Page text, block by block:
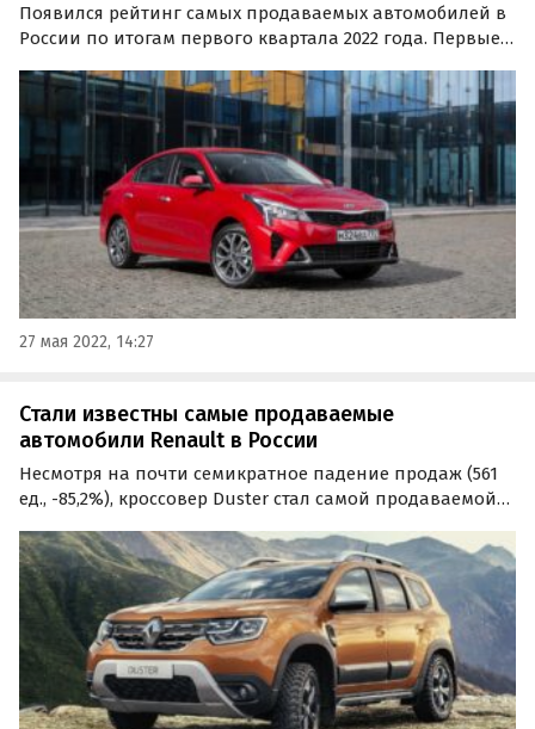
Появился рейтинг самых продаваемых автомобилей в
России по итогам первого квартала 2022 года. Первые
марок, сообщают аналитики исследовательской
компании Focus2Move.
27 мая 2022, 14:27
Стали известны самые продаваемые
автомобили Renault в России
Несмотря на почти семикратное падение продаж (561
ед., -85,2%), кроссовер Duster стал самой продаваемой
этом сообщают «Где и Что» со ссылкой на последние
данные Ассоциации европейского бизнеса.